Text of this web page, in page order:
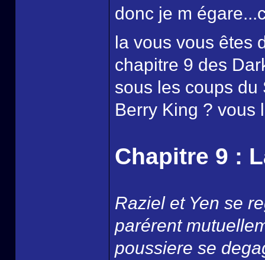
donc je m
la vous vous êtes
chapitre 9 des
sous les coups
Berry King ? vous
Chapitre 9 :
Raziel et Yen se
parérent
poussiere se